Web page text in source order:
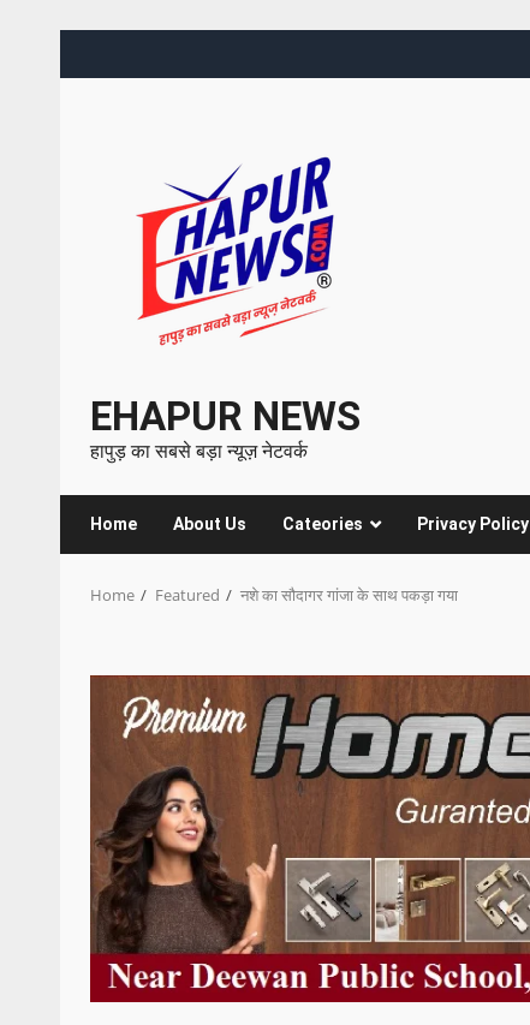
EHAPUR NEWS
हापुड़ का सबसे बड़ा न्यूज़ नेटवर्क
Home About Us Cateories Privacy Policy
Home Featured नशे का सौदागर गांजा के साथ पकड़ा गया